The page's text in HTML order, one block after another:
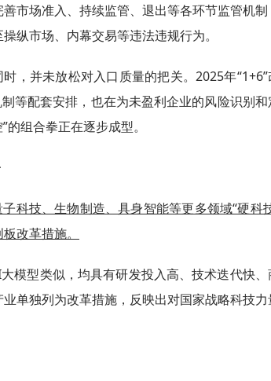
市场准入、持续监管、退出等各环节监管机制
纵市场、内幕交易等违法违规行为。
，并未放松对入口质量的把关。2025年“1+6”
等配套安排，也在为未盈利企业的风险识别和
组合拳正在逐步成型。
科技、生物制造、具身智能等更多领域“硬科
改革措施。
模型类似，均具有研发投入高、技术迭代快、
单独列为改革措施，反映出对国家战略科技力